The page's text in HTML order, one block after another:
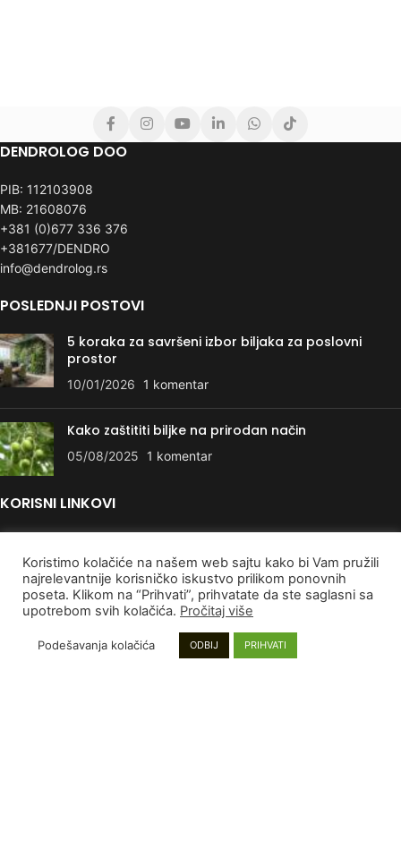
DENDROLOG DOO
PIB: 112103908
MB: 21608076
+381 (0)677 336 376
+381677/DENDRO
info@dendrolog.rs
POSLEDNJI POSTOVI
5 koraka za savršeni izbor biljaka za poslovni
prostor
10/01/2026 1 komentar
Kako zaštititi biljke na prirodan način
05/08/2025 1 komentar
KORISNI LINKOVI
Uslovi korišćenja
Autorska Prava
Kontaktirajte nas
PLAĆANJE I DOSTAVA
Koristimo kolačiće na našem web sajtu kako bi Vam pružili
najrelevantnije korisničko iskustvo prilikom ponovnih
poseta. Klikom na “Prihvati”, prihvatate da ste saglasni sa
upotrebom svih kolačića. Pročitaj više
Podešavanja kolačića ODBIJ PRIHVATI